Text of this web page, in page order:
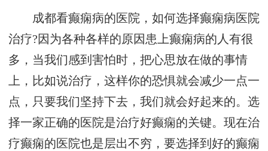
成都看癫痫病的医院，如何选择癫痫病医院
治疗?因为各种各样的原因患上癫痫病的人有很
多，当我们感到害怕时，把心思放在做的事情
上，比如说治疗，这样你的恐惧就会减少一点一
点，只要我们坚持下去，我们就会好起来的。选
择一家正确的医院是治疗好癫痫的关键。现在治
疗癫痫的医院也是层出不穷，要选择到好的癫痫